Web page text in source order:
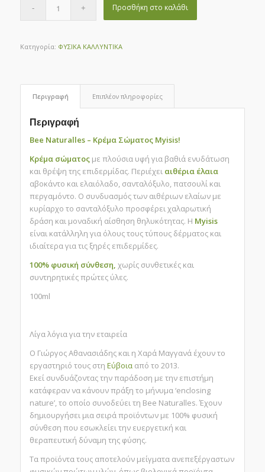
Προσθήκη στο καλάθι
Κατηγορία: ΦΥΣΙΚΑ ΚΑΛΛΥΝΤΙΚΑ
Περιγραφή Επιπλέον πληροφορίες
Περιγραφή
Bee Naturalles – Κρέμα Σώματος Myisis!
Κρέμα σώματοςμε πλούσια υφή για βαθιά ενυδάτωση
και θρέψη της επιδερμίδας. Περιέχει αιθέρια έλαια
αβοκάντο και ελαιόλαδο, σανταλόξυλο, πατσουλί και
περγαμόντο. Ο συνδυασμός των αιθέριων ελαίων με
κυρίαρχο το σανταλόξυλο προσφέρει χαλαρωτική
δράση και μοναδική αίσθηση θηλυκότητας. Η Myisis
είναι κατάλληλη για όλους τους τύπους δέρματος και
ιδιαίτερα για τις ξηρές επιδερμίδες.
100% φυσική σύνθεση, χωρίς συνθετικές και
συντηρητικές πρώτες ύλες.
100ml
Λίγα λόγια για την εταιρεία
Ο Γιώργος Αθανασιάδης και η Χαρά Μαγγανά έχουν το
εργαστηριό τους στη Εύβοιααπό το 2013.
Εκεί συνδυάζοντας την παράδοση με την επιστήμη
κατάφεραν να κάνουν πράξη το μήνυμα‘enclosing
nature’, το οποίο συνοδεύει τη Bee Naturalles. Έχουν
δημιουργήσει μια σειρά προϊόντων με 100% φυσική
σύνθεση που εσωκλείει την ευεργετική και
θεραπευτική δύναμη της φύσης.
Τα προϊόντα τους αποτελούν μείγματα ανεπεξέργαστων